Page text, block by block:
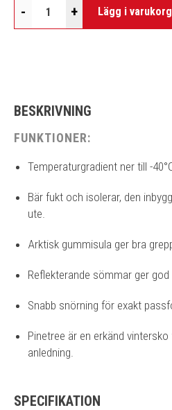
- + Lägg i varukorg
BESKRIVNING
FUNKTIONER:
Temperaturgradient ner till -
Bär fukt och isolerar, den
ute.
Arktisk gummisula ger bra
Reflekterande sömmar ger god
Snabb snörning för exakt
Pinetree är en erkänd
anledning.
SPECIFIKATION